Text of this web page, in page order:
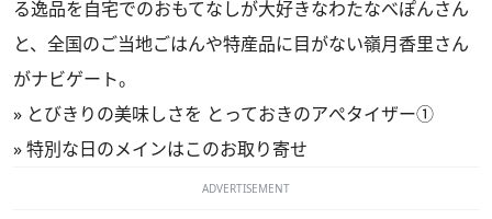
る逸品を自宅でのおもてなしが大好きなわたなべぽんさん
と、全国のご当地ごはんや特産品に目がない嶺月香里さん
がナビゲート。
» とびきりの美味しさを とっておきのアぺタイザー①
»特別な日のメインはこのお取り寄せ
ADVERTISEMENT